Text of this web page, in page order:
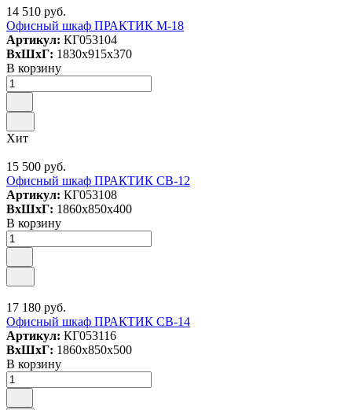
14 510 руб.
Офисный шкаф ПРАКТИК M-18
Артикул: КГ053104
ВxШxГ: 1830x915x370
В корзину
Хит
15 500 руб.
Офисный шкаф ПРАКТИК СВ-12
Артикул: КГ053108
ВxШxГ: 1860x850x400
В корзину
17 180 руб.
Офисный шкаф ПРАКТИК СВ-14
Артикул: КГ053116
ВxШxГ: 1860x850x500
В корзину